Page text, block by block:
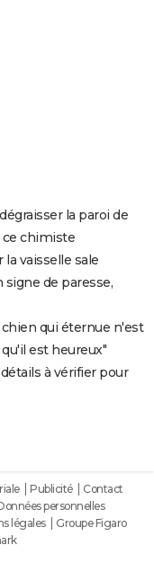
la paroi de
ce chimiste
vaisselle sale
de paresse,
chien qui éternue n'est
est heureux"
à vérifier pour
Publicité
Contact
personnelles
légales
Groupe Figaro